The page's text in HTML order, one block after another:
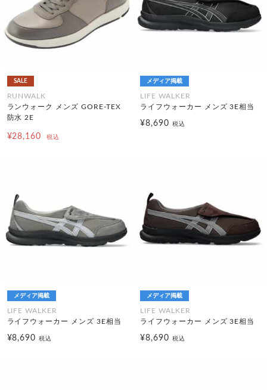
SALE
RUNWALK
ランウォーク メンズ GORE-TEX
防水 2E
¥28,160 税込
メディア掲載
LIFE WALKER
ライフウォーカー メンズ 3E相当
¥8,690 税込
メディア掲載
LIFE WALKER
ライフウォーカー メンズ 3E相当
¥8,690税込
メディア掲載
LIFE WALKER
ライフウォーカー メンズ 3E相当
¥8,690 税込